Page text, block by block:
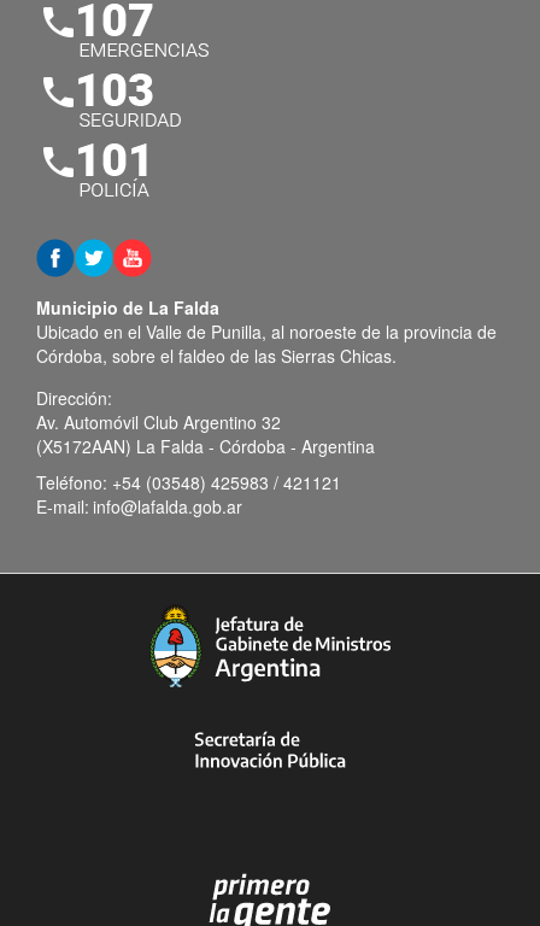
Municipio de La Falda
Ubicado en el Valle de Punilla, al noroeste de la provincia de
Córdoba, sobre el faldeo de las Sierras Chicas.
Dirección:
Av. Automóvil Club Argentino 32
(X5172AAN) La Falda - Córdoba - Argentina
Teléfono: +54 (03548) 425983 / 421121
E-mail: info@lafalda.gob.ar